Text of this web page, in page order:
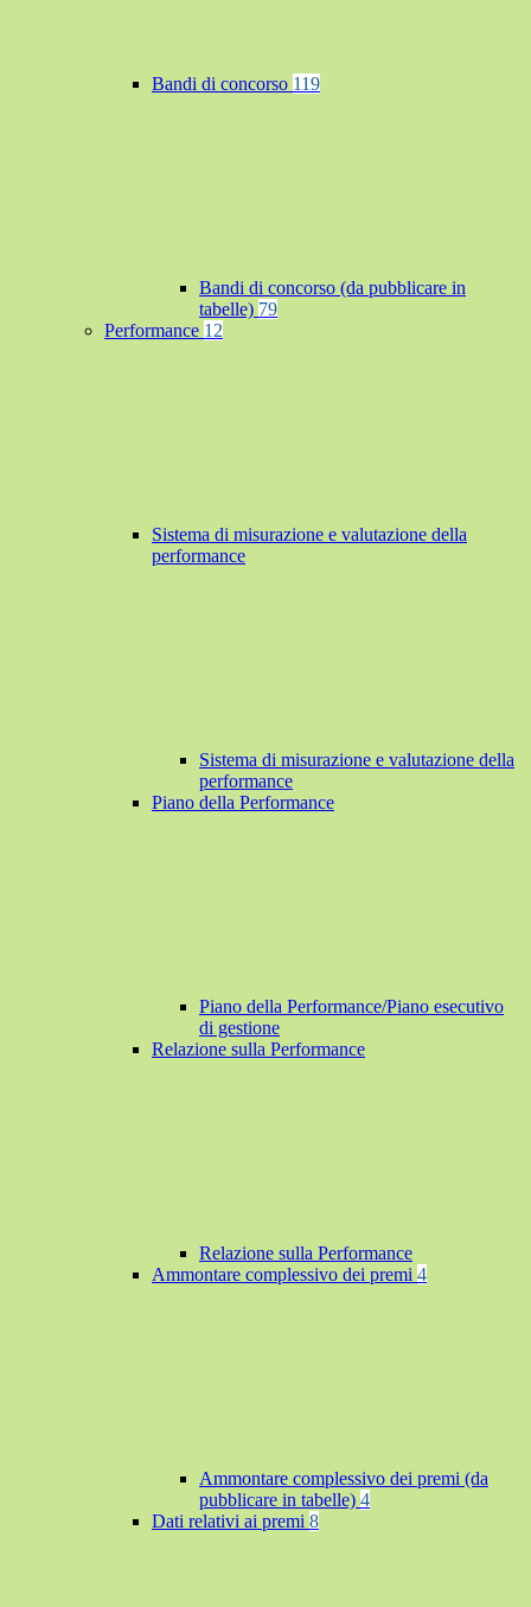
Bandi di concorso 119
Bandi di concorso (da pubblicare in
tabelle) 79
Performance 12
Sistema di misurazione e valutazione della
performance
Sistema di misurazione e valutazione della
performance
Piano della Performance
Piano della Performance/Piano esecutivo
di gestione
Relazione sulla Performance
Relazione sulla Performance
Ammontare complessivo dei premi 4
Ammontare complessivo dei premi (da
pubblicare in tabelle) 4
Dati relativi ai premi 8